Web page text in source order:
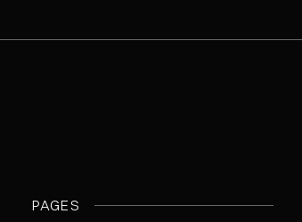
PAGES